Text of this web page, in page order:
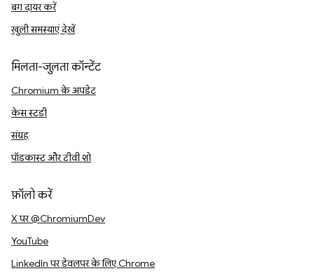
बग दायर करें
खुली समस्याएं देखें
मिलता-जुलता कॉन्टेंट
Chromium के अपडेट
केस स्टडी
संग्रह
पॉडकास्ट और टीवी शो
फ़ॉलो करें
X पर @ChromiumDev
YouTube
LinkedIn पर डेवलपर के लिए Chrome